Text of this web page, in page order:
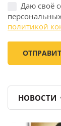
Даю своё
политикой
НОВОСТИ